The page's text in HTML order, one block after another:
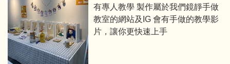
有專人教學 製作屬於我們鏡靜手做
教室的網站及IG 會有手做的教學影
片，讓你更快速上手